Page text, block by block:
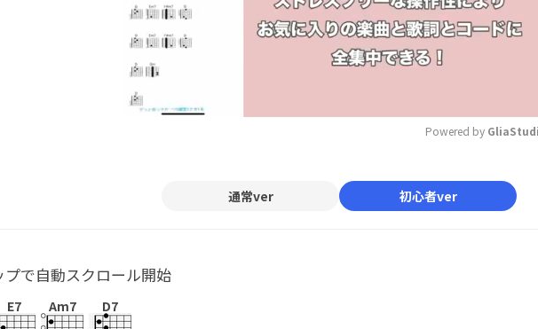
Mute
Powered by
通常ver 初心者ver
プで自動スクロール開始
E7 Am7 D7